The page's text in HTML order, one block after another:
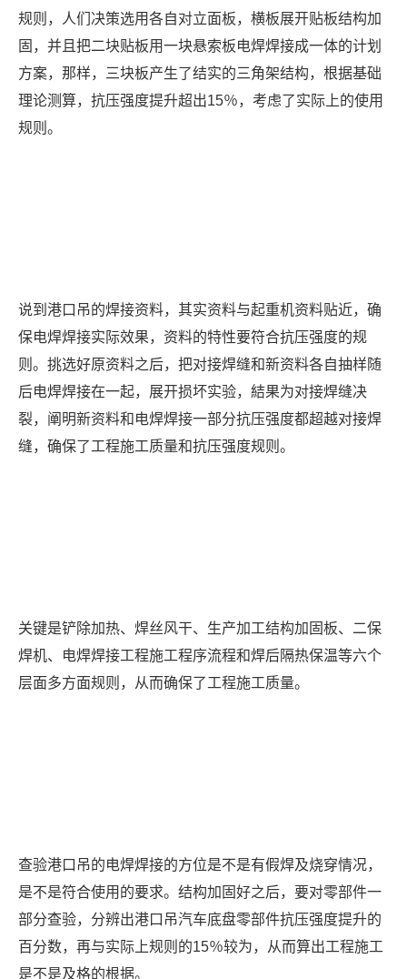
规则，人们决策选用各自对立面板，横板展开贴板结构加
固，并且把二块贴板用一块悬索板电焊焊接成一体的计划
方案，那样，三块板产生了结实的三角架结构，根据基础
理论测算，抗压强度提升超出15％，考虑了实际上的使用
规则。
说到港口吊的焊接资料，其实资料与起重机资料贴近，确
保电焊焊接实际效果，资料的特性要符合抗压强度的规
则。挑选好原资料之后，把对接焊缝和新资料各自抽样随
后电焊焊接在一起，展开损坏实验，結果为对接焊缝决
裂，阐明新资料和电焊焊接一部分抗压强度都超越对接焊
缝，确保了工程施工质量和抗压强度规则。
关键是铲除加热、焊丝风干、生产加工结构加固板、二保
焊机、电焊焊接工程施工程序流程和焊后隔热保温等六个
层面多方面规则，从而确保了工程施工质量。
查验港口吊的电焊焊接的方位是不是有假焊及烧穿情况，
是不是符合使用的要求。结构加固好之后，要对零部件一
部分查验，分辨出港口吊汽车底盘零部件抗压强度提升的
百分数，再与实际上规则的15％较为，从而算出工程施工
是不是及格的根据。